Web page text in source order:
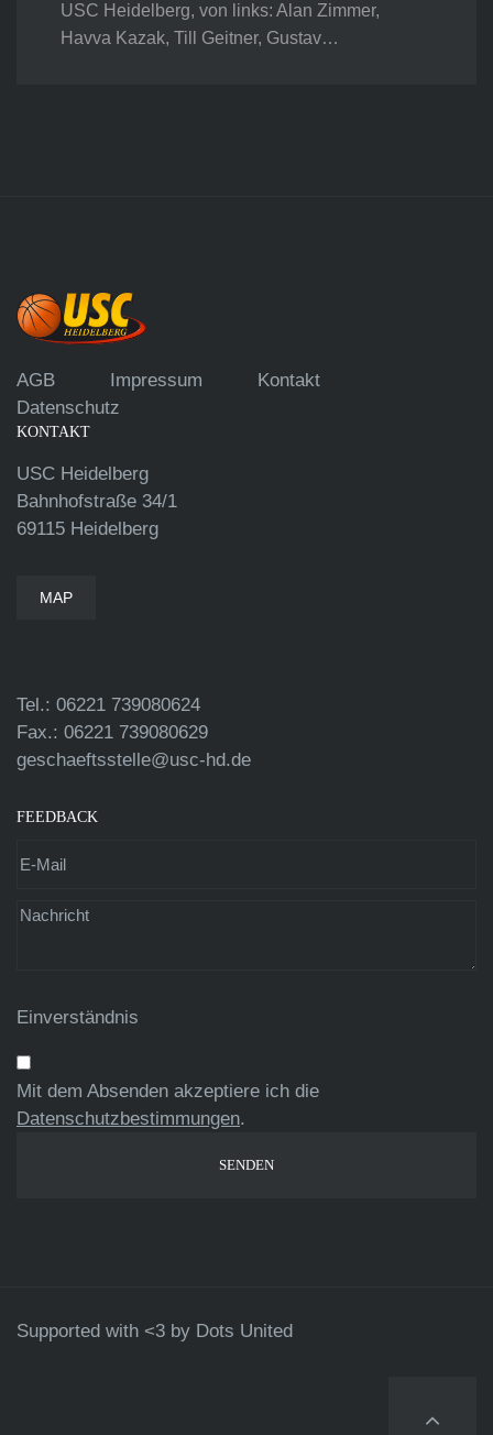
USC Heidelberg, von links: Alan Zimmer,
Havva Kazak, Till Geitner, Gustav…
AGB Impressum
Kontakt
Datenschutz
KONTAKT
USC Heidelberg
Bahnhofstraße 34/1
69115 Heidelberg
MAP
Tel.: 06221 739080624
Fax.: 06221 739080629
geschaeftsstelle@usc-hd.de
FEEDBACK
Einverständnis
Mit dem Absenden akzeptiere ich die
Datenschutzbestimmungen.
Supported with <3 by Dots United